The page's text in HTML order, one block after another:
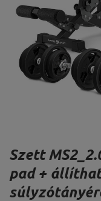
Szett
pad +